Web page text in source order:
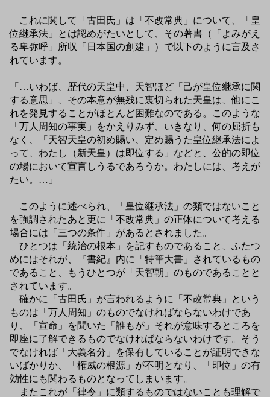
これに関して「古田氏」は「不改常典」について、「皇
位継承法」とは認めがたいとして、その著書（「よみがえ
る卑弥呼」所収「日本国の創建」）で以下のように言及さ
れています。
「…いわば、歴代の天皇中、天智ほど「己が皇位継承に関
する意思」、その本意が無残に裏切られた天皇は、他にこ
れを発見することがほとんど困難なのである。このような
「万人周知の事実」をかえりみず、いきなり、何の屈折も
なく、「天智天皇の初め賜い、定め賜うた皇位継承法によ
って、わたし（新天皇）は即位する」などと、公的の即位
の場において宣言しうるであろうか。わたしには、考えが
たい。…」
このように述べられ、「皇位継承法」の類ではないこと
を強調されたあと更に「不改常典」の正体について考える
場合には「三つの条件」があるとされました。
ひとつは「統治の根本」を記すものであること、ふたつ
めにはそれが、『書紀』内に「特筆大書」されているもの
であること、もうひとつが「天智朝」のものであることと
されています。
確かに「古田氏」が言われるように「不改常典」という
ものは「万人周知」のものでなければならないわけであ
り、「宣命」を聞いた「誰もが」それが意味するところを
即座に了解できるものでなければならないわけです。そう
でなければ「大義名分」を保有していることが証明できな
いばかりか、「権威の根源」が不明となり、「即位」の有
効性にも関わるものとなってしまいます。
またこれが「律令」に類するものではないことも理解で